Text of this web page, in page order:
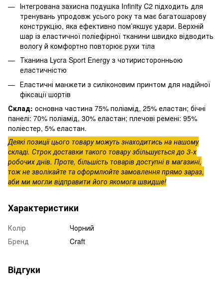
Інтегрована захисна подушка Infinity C2 підходить для
тренувань упродовж усього року та має багатошарову
конструкцію, яка ефективно пом’якшує удари. Верхній
шар із еластичної поліефірної тканини швидко відводить
вологу й комфортно повторює рухи тіла
Тканина Lycra Sport Energy з чотиристоронньою
еластичністю
Еластичні манжети з силіконовим принтом для надійної
фіксації шортів
Склад: основна частина 75% поліамід, 25% еластан; бічні
панелі: 70% поліамід, 30% еластан; плечові ремені: 95%
поліестер, 5% еластан.
Деякі позиції цього товару можуть знаходитись на нашому
складі. Строк доставки такого товару збільшується до 3-х
робочих днів. Проте, більшість товарів доступні в магазині,
тож не зволікайте та оформлюйте замовлення прямо зараз,
аби ми могли відправити його якомога швидше!
Характеристики
Колір
Чорний
Бренд
Craft
Відгуки